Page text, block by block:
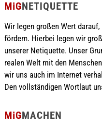
MiGNETIQUETTE
Wir legen großen Wert
fördern. Hierbei legen wir
unserer Netiquette. Unser
realen Welt mit den
wir uns auch im Internet
Den vollständigen Wortlaut
MiGMACHEN